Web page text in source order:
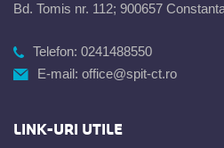
Bd. Tomis nr. 112; 900657
Telefon: 0241488550
E-mail: office@spit-ct.ro
LINK-URI UTILE